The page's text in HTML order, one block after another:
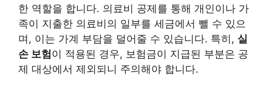
한 역할을 합니다. 의료비 공제를 통해 개인이나 가
족이 지출한 의료비의 일부를 세금에서 뺄 수 있으
며, 이는 가계 부담을 덜어줄 수 있습니다. 특히, 실
손 보험이 적용된 경우, 보험금이 지급된 부분은 공
제 대상에서 제외되니 주의해야 합니다.